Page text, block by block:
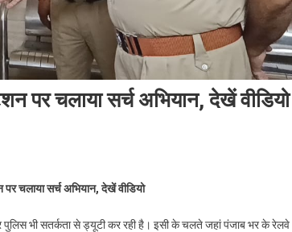
चलाया सर्च अभियान, देखें वीडियो
चलाया सर्च अभियान, देखें वीडियो
पुलिस भी सतर्कता से ड्यूटी कर रही है। इसी के चलते जहां पंजाब भर के रेलवे